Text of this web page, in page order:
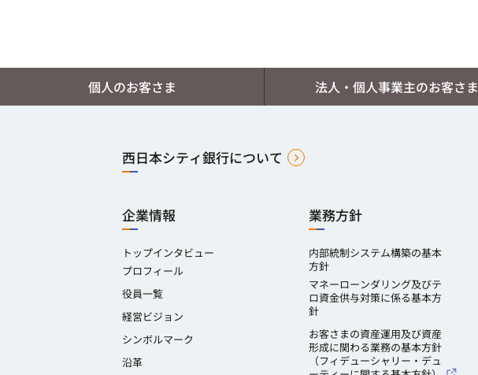
個人のお客さま 法人・個人事業主のお客さま
西日本シティ銀行について
企業情報
トップインタビュー
プロフィール
役員一覧
経営ビジョン
シンボルマーク
沿革
業務方針
内部統制システム構築の基本
方針
マネーローンダリング及びテ
ロ資金供与対策に係る基本方
針
お客さまの資産運用及び資産
形成に関わる業務の基本方針
（フィデューシャリー・デュ